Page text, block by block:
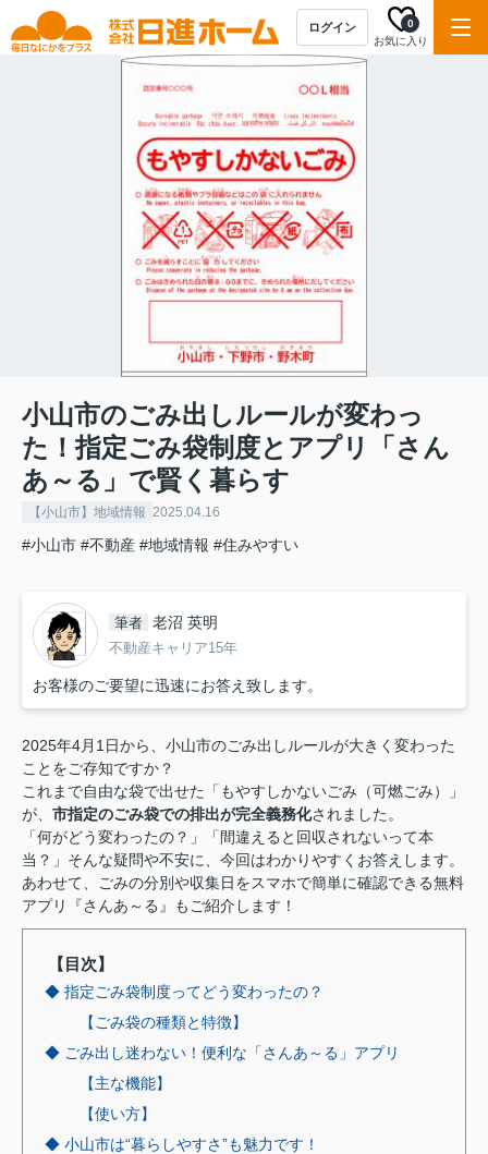
ログイン
お気に入り
0
小山市のごみ出しルールが変わっ
た！指定ごみ袋制度とアプリ「さん
あ～る」で賢く暮らす
【小山市】地域情報 2025.04.16
#小山市 #不動産 #地域情報 #住みやすい
筆者 老沼 英明
不動産キャリア15年
お客様のご要望に迅速にお答え致します。
2025年4月1日から、小山市のごみ出しルールが大きく変わった
ことをご存知ですか？
これまで自由な袋で出せた「もやすしかないごみ（可燃ごみ）」
が、 市指定のごみ袋での排出が完全義務化されました。
「何がどう変わったの？」「間違えると回収されないって本
当？」そんな疑問や不安に、今回はわかりやすくお答えします。
あわせて、ごみの分別や収集日をスマホで簡単に確認できる無料
アプリ『さんあ～る』もご紹介します！
【目次】
◆ 指定ごみ袋制度ってどう変わったの？
【ごみ袋の種類と特徴】
◆ ごみ出し迷わない！便利な「さんあ～る」アプリ
【主な機能】
【使い方】
◆ 小山市は“暮らしやすさ”も魅力です！